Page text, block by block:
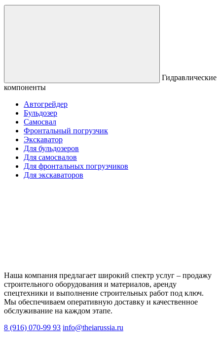
Гидравлические
компоненты
Автогрейдер
Бульдозер
Самосвал
Фронтальный погрузчик
Экскаватор
Для бульдозеров
Для самосвалов
Для фронтальных погрузчиков
Для экскаваторов
Наша компания предлагает широкий спектр услуг – продажу
строительного оборудования и материалов, аренду
спецтехники и выполнение строительных работ под ключ.
Мы обеспечиваем оперативную доставку и качественное
обслуживание на каждом этапе.
8 (916) 070-99 93 info@theiarussia.ru